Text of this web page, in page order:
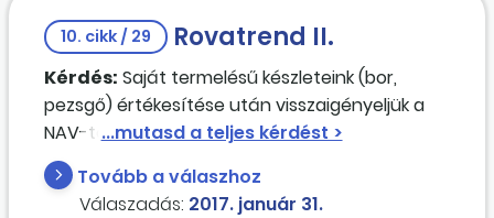
munkabérrel és annak kifizetett munkáltatói
közterhével is egyeznünk kell? A MÁK
munkatársa azt mondja, hogy a
"Foglalkoztatottak munkabérelőlege" számláról
utaljuk vissza részükre a "túlfinanszírozást",
amire nem könyvelünk semmiféle
túlfizetést/túlfinanszí-rozást.
10. cikk / 29 Rovatrend II.
Kérdés: Saját termelésű készleteink (bor,
pezsgő) értékesítése után visszaigényeljük a
NAV-tól a jövedéki adót. Helyesen könyveljük-e
a B411 rovatra?
Tovább a válaszhoz
Válaszadás: 2017. január 31.